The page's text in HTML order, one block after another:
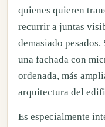
quienes quieren
recurrir a juntas
demasiado
una fachada con
ordenada, más
arquitectura del
Es especialmente